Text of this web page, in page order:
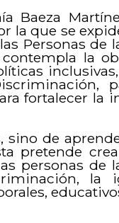
Baeza
la que se
Personas de
la
fortalecer la
sino de
pretende
personas de
la